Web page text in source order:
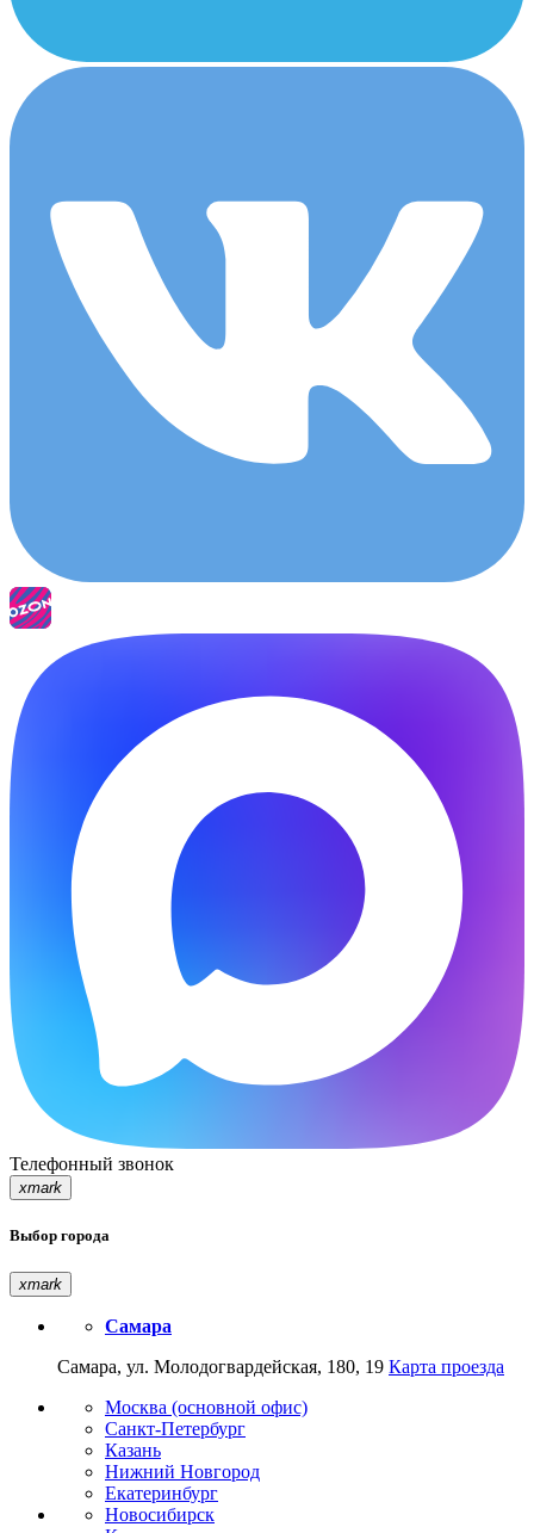
Телефонный звонок
xmark
Выбор города
xmark
Самара
Самара, ул. Молодогвардейская, 180, 19 Карта проезда
Москва (основной офис)
Санкт-Петербург
Казань
Нижний Новгород
Екатеринбург
Новосибирск